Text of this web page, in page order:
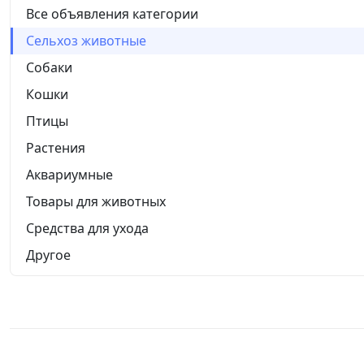
обсеменённости внутренней поверхности
улучшению качества молока и снижает
Все объявления категории
Сельхоз животные
Собаки
Кошки
Птицы
Растения
Аквариумные
Товары для животных
Средства для ухода
Другое